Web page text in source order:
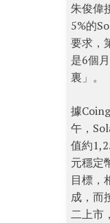
朱俊偉
5%的
要求，
是6個
裏」。
據
午，
值約
元穩定
目標，
成，而
二上市